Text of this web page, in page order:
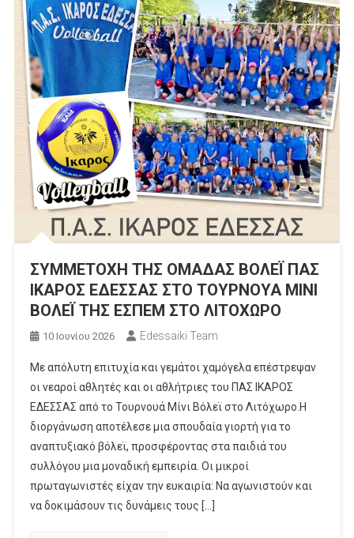
ΣΥΜΜΕΤΟΧΗ ΤΗΣ ΟΜΑΔΑΣ ΒΟΛΕΪ ΠΑΣ
ΙΚΑΡΟΣ ΕΔΕΣΣΑΣ ΣΤΟ ΤΟΥΡΝΟΥΑ ΜΙΝΙ
ΒΟΛΕΪ ΤΗΣ ΕΣΠΕΜ ΣΤΟ ΛΙΤΟΧΩΡΟ
10 Ιουνίου 2026 Edessaiki Team
Με απόλυτη επιτυχία και γεμάτοι χαμόγελα επέστρεψαν
οι νεαροί αθλητές και οι αθλήτριες του ΠΑΣ ΙΚΑΡΟΣ
ΕΔΕΣΣΑΣ από το Τουρνουά Μίνι Βόλεϊ στο Λιτόχωρο.Η
διοργάνωση αποτέλεσε μια σπουδαία γιορτή για το
αναπτυξιακό βόλεϊ, προσφέροντας στα παιδιά του
συλλόγου μια μοναδική εμπειρία. Οι μικροί
πρωταγωνιστές είχαν την ευκαιρία: Να αγωνιστούν και
να δοκιμάσουν τις δυνάμεις τους […]